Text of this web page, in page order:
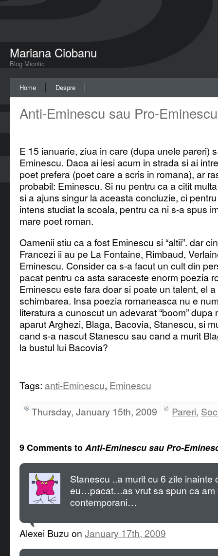
Mariana Ciobanu
Blog Mioritic
Home Despre
Anti-Eminescu sau Pro-
E 15 ianuarie, ziua in care (dupa unele pareri)
Eminescu. Daca ai iesi acum in strada si ai
poet prefera (poet care a scris in romana), ar
probabil: Eminescu. Si nu pentru ca a citit
si a ajuns singur la aceasta concluzie, ci
intens studiat la scoala, pentru ca ni s-a spus
mare poet roman.
Oamenii stiu ca a fost Eminescu si “altii”. dar
Francezi ii au pe La Fontaine, Rimbaud,
Eminescu. Consider ca s-a facut un cult din
pacat pentru ca asta saraceste enorm poezia
Eminescu este fara doar si poate un talent, el
schimbarea. Insa poezia romaneasca nu e
literatura a cunoscut un adevarat “boom” dupa
aparut Arghezi, Blaga, Bacovia, Stanescu, si
cand s-a nascut Stanescu sau cand a murit
la bustul lui Bacovia?
Tags: anti-Eminescu, Eminescu
Thursday, January 15th, 2009
Pareri,
9 Comments toAnti-Eminescu sau Pro-
Stanescu ..a murit cu 6 zile inainte
eu…pacat…as vrut sa spun ca am
contemporani…
Alexei Buzu on January 17th, 2009